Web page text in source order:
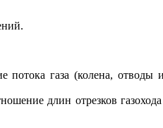
потока газа (колена,
длин отрезков